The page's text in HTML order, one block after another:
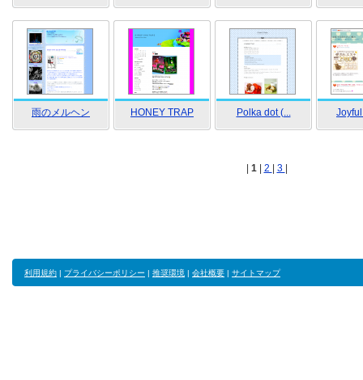
雨のメルヘン HONEY TRAP Polka dot (...
1 2 3
利用規約 | プライバシーポリシー | 推奨環境 | 会社概要 | サイトマップ